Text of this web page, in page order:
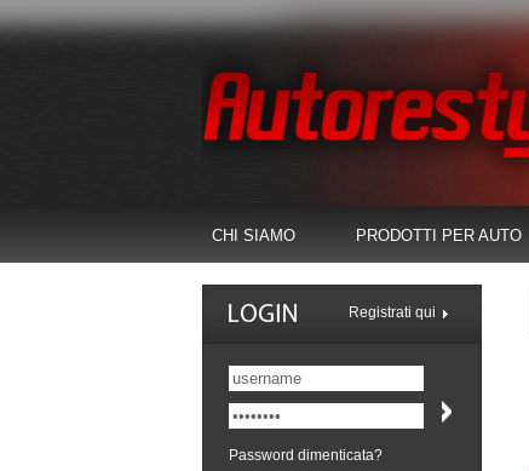
CHI SIAMO PRODOTTI PER AUTO
Password dimenticata?
Registrati qui